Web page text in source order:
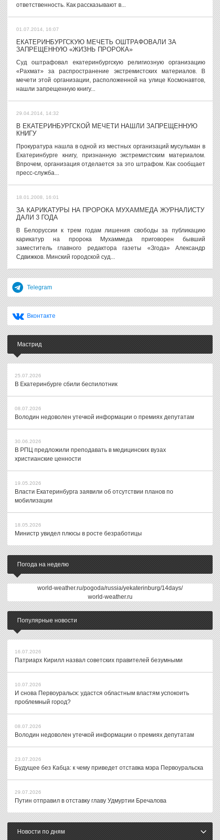
ответственность. Как рассказывают в...
01.07.2014, 16:07
ЕКАТЕРИНБУРГСКУЮ МЕЧЕТЬ ОШТРАФОВАЛИ ЗА
ЗАПРЕЩЕННУЮ «ЖИЗНЬ ПРОРОКА»
Суд оштрафовал екатеринбургскую религиозную организацию
«Рахмат» за распространение экстремистских материалов. В
мечети этой организации, расположенной на улице Космонавтов,
нашли запрещенную книгу...
29.04.2014, 14:32
В ЕКАТЕРИНБУРГСКОЙ МЕЧЕТИ НАШЛИ ЗАПРЕЩЕННУЮ
КНИГУ
Прокуратура нашла в одной из местных организаций мусульман в
Екатеринбурге книгу, признанную экстремистским материалом.
Впрочем, организация отделается за это штрафом. Как сообщает
пресс-служба...
18.01.2008, 16:01
ЗА КАРИКАТУРЫ НА ПРОРОКА МУХАММЕДА ЖУРНАЛИСТУ
ДАЛИ 3 ГОДА
В Белоруссии к трем годам лишения свободы за публикацию
карикатур на пророка Мухаммеда приговорен бывший
заместитель главного редактора газеты «Згода» Александр
Сдвижков. Минский городской суд...
Telegram
Вконтакте
Мастрид
25.07.2026
В Екатеринбурге сбили беспилотник
08.07.2026
Володин недоволен утечкой информации о премиях депутатам
30.06.2026
В РПЦ предложили преподавать в медицинских вузах
христианские ценности
19.05.2026
Власти Екатеринбурга заявили об отсутствии планов по
мобилизации
18.05.2026
Министр увидел плюсы в росте безработицы
Погода на неделю
world-weather.ru/pogoda/russia/yekaterinburg/14days/
world-weather.ru
Популярные новости
16.07.2026
Патриарх Кирилл назвал советских правителей безумными
10.07.2026
И снова Первоуральск: удастся областным властям успокоить
проблемный город?
08.07.2026
Володин недоволен утечкой информации о премиях депутатам
23.07.2026
Будущее без Кабца: к чему приведет отставка мэра Первоуральска
29.07.2026
Путин отправил в отставку главу Удмуртии Бречалова
Новости по дням